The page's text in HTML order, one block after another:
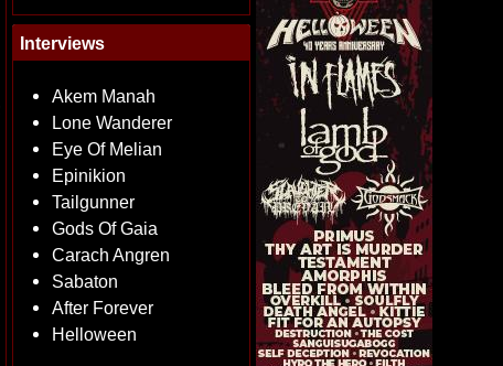
Interviews
Akem Manah
Lone Wanderer
Eye Of Melian
Epinikion
Tailgunner
Gods Of Gaia
Carach Angren
Sabaton
After Forever
Helloween